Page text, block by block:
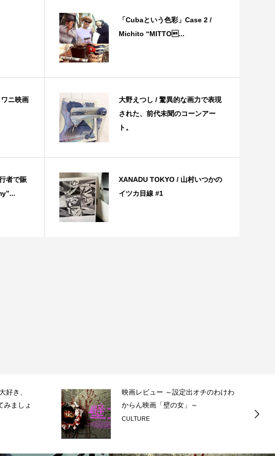
「Cubaという色彩」Case 2 /
Michito “MITTO...
ニ映画
大野えつし / 驚異的な画力で表現
された、前代未聞のコーンアー
ト。
者で賑
XANADU TOKYO / 山村いつかの
イツカ目線 #1
好き、
みましょ
映画レビュー ～設定出オチのわけわ
からん映画「壁の女」～
CULTURE